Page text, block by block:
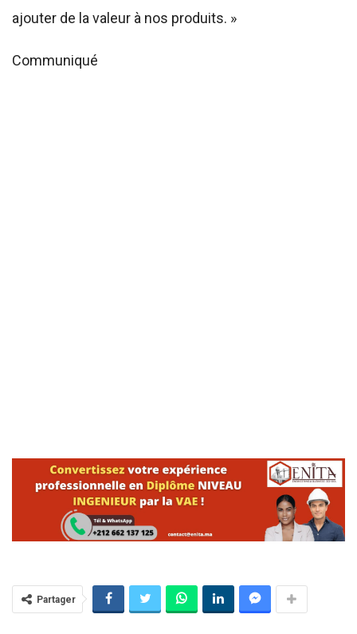
ajouter de la valeur à nos produits. »
Communiqué
Partager